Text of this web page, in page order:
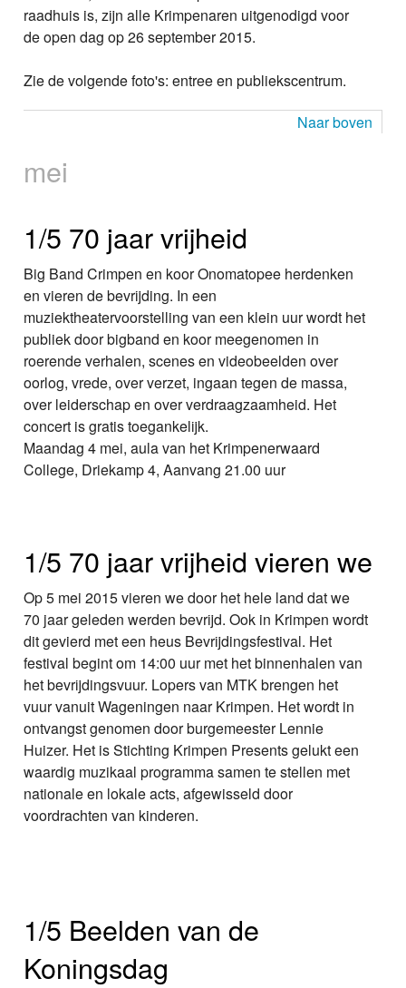
raadhuis is, zijn alle Krimpenaren uitgenodigd voor
de open dag op 26 september 2015.
Zie de volgende foto's: entree en publiekscentrum.
Naar boven
mei
1/5 70 jaar vrijheid
Big Band Crimpen en koor Onomatopee herdenken
en vieren de bevrijding. In een
muziektheatervoorstelling van een klein uur wordt het
publiek door bigband en koor meegenomen in
roerende verhalen, scenes en videobeelden over
oorlog, vrede, over verzet, ingaan tegen de massa,
over leiderschap en over verdraagzaamheid. Het
concert is gratis toegankelijk.
Maandag 4 mei, aula van het Krimpenerwaard
College, Driekamp 4, Aanvang 21.00 uur
1/5 70 jaar vrijheid vieren we
Op 5 mei 2015 vieren we door het hele land dat we
70 jaar geleden werden bevrijd. Ook in Krimpen wordt
dit gevierd met een heus Bevrijdingsfestival. Het
festival begint om 14:00 uur met het binnenhalen van
het bevrijdingsvuur. Lopers van MTK brengen het
vuur vanuit Wageningen naar Krimpen. Het wordt in
ontvangst genomen door burgemeester Lennie
Huizer. Het is Stichting Krimpen Presents gelukt een
waardig muzikaal programma samen te stellen met
nationale en lokale acts, afgewisseld door
voordrachten van kinderen.
1/5 Beelden van de
Koningsdag